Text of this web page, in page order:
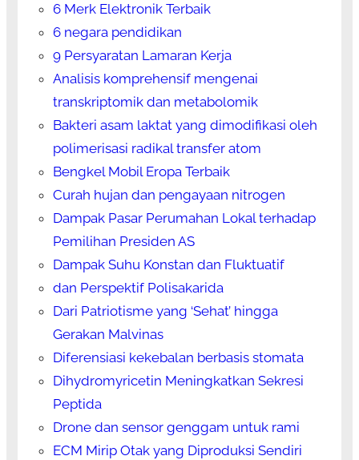
6 Merk Elektronik Terbaik
6 negara pendidikan
9 Persyaratan Lamaran Kerja
Analisis komprehensif mengenai
transkriptomik dan metabolomik
Bakteri asam laktat yang dimodifikasi oleh
polimerisasi radikal transfer atom
Bengkel Mobil Eropa Terbaik
Curah hujan dan pengayaan nitrogen
Dampak Pasar Perumahan Lokal terhadap
Pemilihan Presiden AS
Dampak Suhu Konstan dan Fluktuatif
dan Perspektif Polisakarida
Dari Patriotisme yang ‘Sehat’ hingga
Gerakan Malvinas
Diferensiasi kekebalan berbasis stomata
Dihydromyricetin Meningkatkan Sekresi
Peptida
Drone dan sensor genggam untuk rami
ECM Mirip Otak yang Diproduksi Sendiri